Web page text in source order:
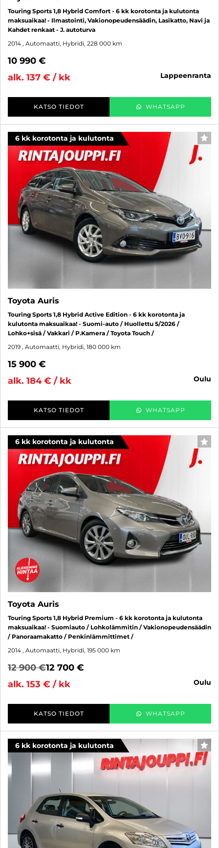
Touring Sports 1,8 Hybrid Comfort - 6 kk korotonta ja kulutonta
maksuaikaa! - Ilmastointi, Vakionopeudensäädin, Lasikatto, Navi ja
Kahdet renkaat - J. autoturva
2014 , Automaatti, Hybridi, 228 000 km
10 990 €
alk. 137 € / kk
lappeenranta
KATSO TIEDOT WHATSAPP
6 kk korotonta ja kulutonta
Toyota Auris
Touring Sports 1,8 Hybrid Active Edition - 6 kk korotonta ja
kulutonta maksuaikaa! - Suomi-auto / Huollettu 5/2026 /
Lohko+sisä / Vakkari / P.Kamera / Toyota Touch /
2019 , Automaatti, Hybridi, 180 000 km
15 900 €
alk. 184 € / kk
oulu
KATSO TIEDOT WHATSAPP
6 kk korotonta ja kulutonta
Toyota Auris
Touring Sports 1,8 Hybrid Premium - 6 kk korotonta ja kulutonta
maksuaikaa! - Suomiauto / Lohkolämmitin / Vakionopeudensäädin
/ Panoraamakatto / Penkinlämmittimet /
2014 , Automaatti, Hybridi, 195 000 km
12 900 €12 700 €
alk. 153 € / kk
oulu
KATSO TIEDOT WHATSAPP
6 kk korotonta ja kulutonta